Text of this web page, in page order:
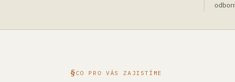
CO PRO VÁS ZAJISTÍME